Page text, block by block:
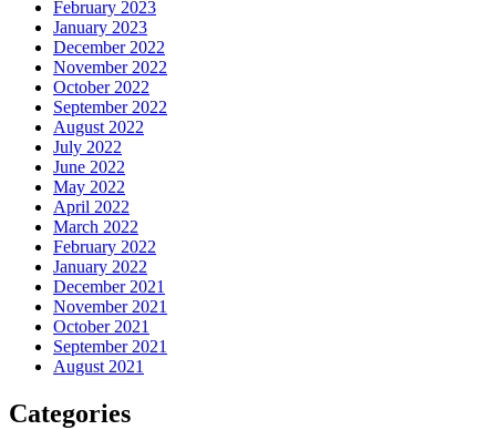
February 2023
January 2023
December 2022
November 2022
October 2022
September 2022
August 2022
July 2022
June 2022
May 2022
April 2022
March 2022
February 2022
January 2022
December 2021
November 2021
October 2021
September 2021
August 2021
Categories